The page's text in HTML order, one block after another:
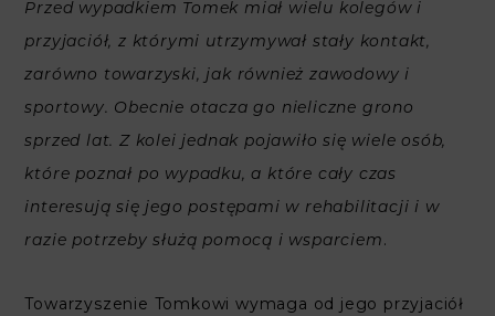
Przed wypadkiem Tomek miał wielu kolegów i
przyjaciół, z którymi utrzymywał stały kontakt,
zarówno towarzyski, jak również zawodowy i
sportowy. Obecnie otacza go nieliczne grono
sprzed lat. Z kolei jednak pojawiło się wiele osób,
które poznał po wypadku, a które cały czas
interesują się jego postępami w rehabilitacji i w
razie potrzeby służą pomocą i wsparciem .
Towarzyszenie Tomkowi wymaga od jego przyjaciół